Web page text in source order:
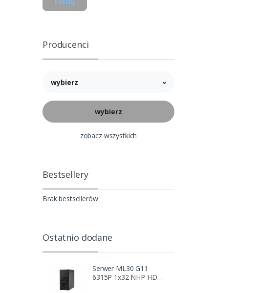
Producenci
wybierz
zobacz wszystkich
Bestsellery
Brak bestsellerów
Ostatnio dodane
Serwer ML30 G11
6315P 1x32 NHP HDD